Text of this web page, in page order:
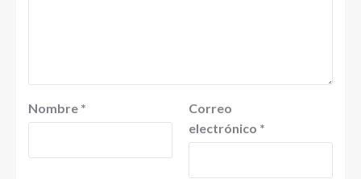
Nombre *
Correo
electrónico *